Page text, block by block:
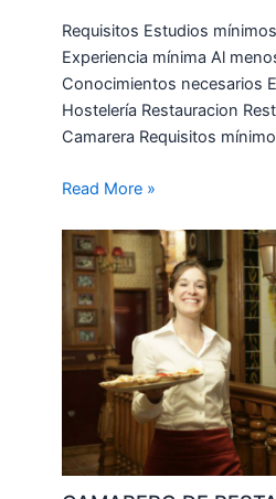
Requisitos Estudios
Experiencia mínima Al
Conocimientos necesarios
Hostelería Restauracion
Camarera Requisitos
Read More »